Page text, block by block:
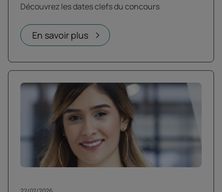
Découvrez les dates clefs du concours
En savoir plus